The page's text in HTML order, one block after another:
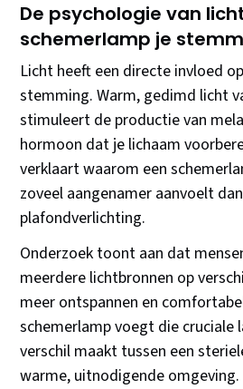
De psychologie van
schemerlamp je
Licht heeft een directe invloed
stemming. Warm, gedimd licht
stimuleert de productie van
hormoon dat je lichaam
verklaart waarom een
zoveel aangenamer aanvoelt
plafondverlichting.
Onderzoek toont aan dat
meerdere lichtbronnen op
meer ontspannen en
schemerlamp voegt die cruciale
verschil maakt tussen een
warme, uitnodigende omgeving.